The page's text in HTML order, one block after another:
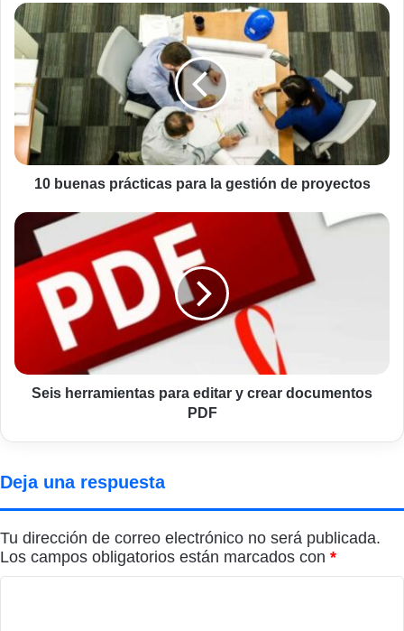
10
buenas
prácticas
para
la
gestión
de
proyectos
10 buenas prácticas para la gestión de proyectos
Seis
herramientas
para
editar
crear
documentos
Seis herramientas para editar y crear documentos
PDF
Deja una respuesta
Tu dirección de correo electrónico no será publicada.
Los campos obligatorios están marcados con *